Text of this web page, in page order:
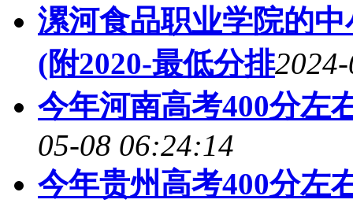
漯河食品职业学院的
(附2020-最低分排
今年河南高考400分左
05-08 06:24:14
今年贵州高考400分左